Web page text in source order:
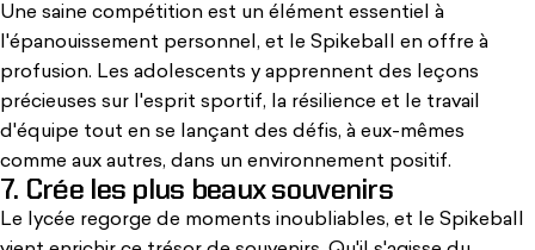
Une saine compétition est un élément essentiel à
l'épanouissement personnel, et le Spikeball en offre à
profusion. Les adolescents y apprennent des leçons
précieuses sur l'esprit sportif, la résilience et le travail
d'équipe tout en se lançant des défis, à eux-mêmes
comme aux autres, dans un environnement positif.
7. Crée les plus beaux souvenirs
Le lycée regorge de moments inoubliables, et le Spikeball